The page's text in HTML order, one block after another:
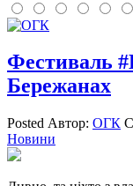
Фестиваль
Бережанах
Posted Автор: ОГК
Новини